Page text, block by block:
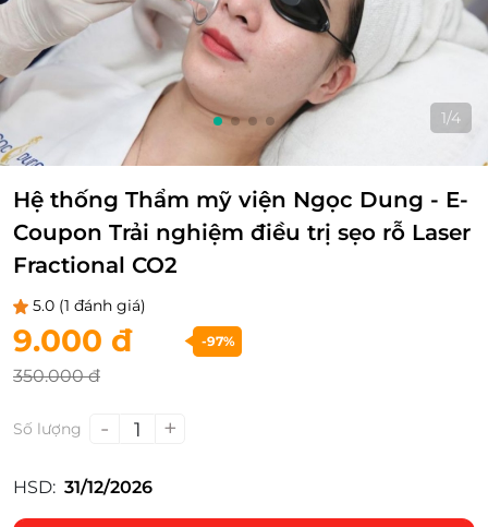
1/4
Hệ thống Thẩm mỹ viện Ngọc Dung - E-
Coupon Trải nghiệm điều trị sẹo rỗ Laser
Fractional CO2
5.0 (1 đánh giá)
9.000 đ -97%
350.000 đ
Số lượng - 1 +
HSD: 31/12/2026